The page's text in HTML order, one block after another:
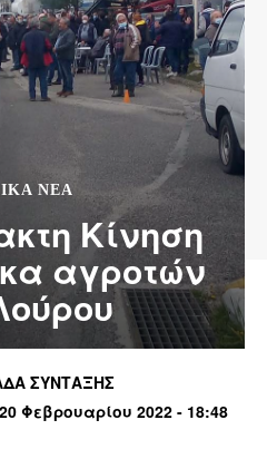
ΝΈΑ
Κίνηση
αγροτών
ΣΥΝΤΑΞΗΣ
Φεβρουαρίου 2022 - 18:48